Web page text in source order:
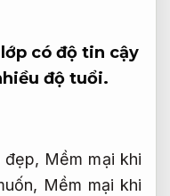
có độ tin cậy
độ tuổi.
đẹp, Mềm mại khi
Mềm mại khi